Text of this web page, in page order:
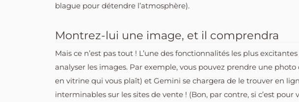
blague pour détendre l’atmosphère).
Montrez-lui une image, et il comprendra
Mais ce n’est pas tout ! L’une des fonctionnalités les plus
analyser les images. Par exemple, vous pouvez prendre une
en vitrine qui vous plaît) et Gemini se chargera de le trouver en
interminables sur les sites de vente ! (Bon, par contre, si c’est